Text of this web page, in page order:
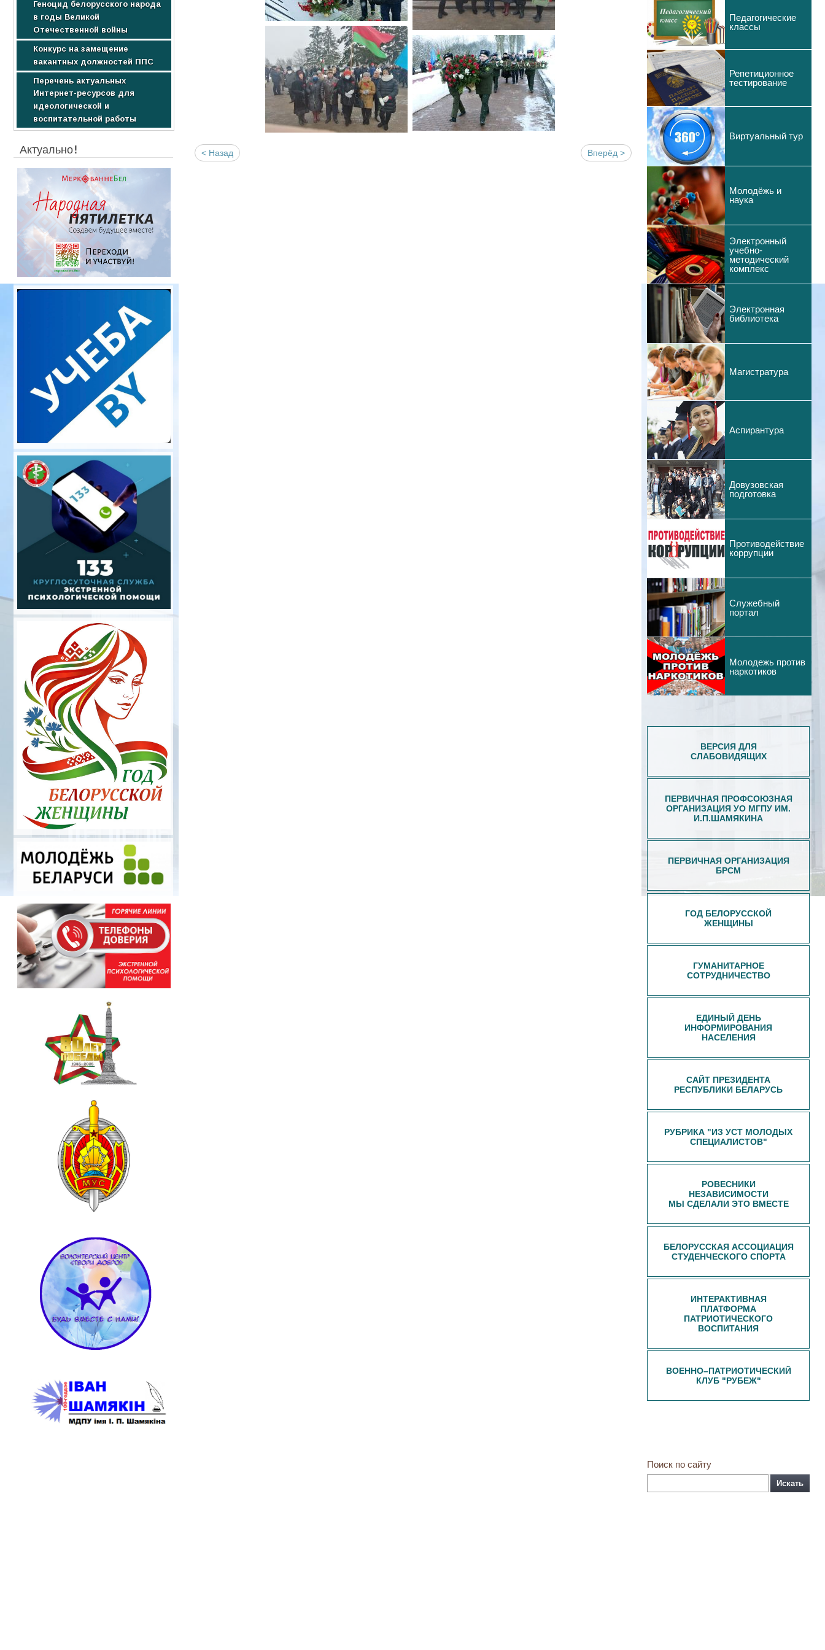
Научные издания
Студентам
Образовательные услуги
Стоимость обучения
Геноцид белорусского народа
в годы Великой
Отечественной войны
Конкурс на замещение
вакантных должностей ППС
Перечень актуальных
Интернет-ресурсов для
идеологической и
воспитательной работы
Актуально! < Назад Вперёд >
Педагогические
классы
Репетиционное
тестирование
Виртуальный тур
Молодёжь и
наука
Электронный
учебно-
методический
комплекс
Электронная
библиотека
Магистратура
Аспирантура
Довузовская
подготовка
Противодействие
коррупции
Служебный
портал
Молодежь против
наркотиков
ВЕРСИЯ ДЛЯ
СЛАБОВИДЯЩИХ
ПЕРВИЧНАЯ ПРОФСОЮЗНАЯ
ОРГАНИЗАЦИЯ УО МГПУ ИМ.
И.П.ШАМЯКИНА
ПЕРВИЧНАЯ ОРГАНИЗАЦИЯ
БРСМ
ГОД БЕЛОРУССКОЙ
ЖЕНЩИНЫ
ГУМАНИТАРНОЕ
СОТРУДНИЧЕСТВО
ЕДИНЫЙ ДЕНЬ
ИНФОРМИРОВАНИЯ
НАСЕЛЕНИЯ
САЙТ ПРЕЗИДЕНТА
РЕСПУБЛИКИ БЕЛАРУСЬ
РУБРИКА "ИЗ УСТ МОЛОДЫХ
СПЕЦИАЛИСТОВ"
РОВЕСНИКИ
НЕЗАВИСИМОСТИ
МЫ СДЕЛАЛИ ЭТО ВМЕСТЕ
БЕЛОРУССКАЯ АССОЦИАЦИЯ
СТУДЕНЧЕСКОГО СПОРТА
ИНТЕРАКТИВНАЯ
ПЛАТФОРМА
ПАТРИОТИЧЕСКОГО
ВОСПИТАНИЯ
ВОЕННО–ПАТРИОТИЧЕСКИЙ
КЛУБ "РУБЕЖ"
Поиск по сайту